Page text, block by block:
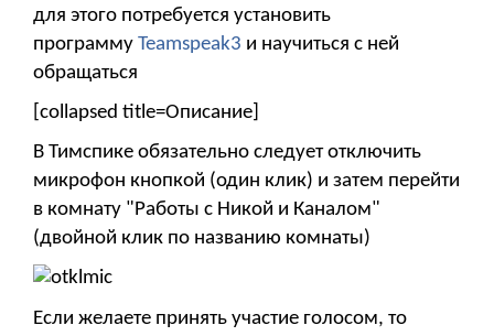
для этого потребуется установить
программу Teamspeak3 и научиться с ней
обращаться
[collapsed title=Описание]
В Тимспике обязательно следует отключить
микрофон кнопкой (один клик) и затем перейти
в комнату "Работы с Никой и Каналом"
(двойной клик по названию комнаты)
Если желаете принять участие голосом, то